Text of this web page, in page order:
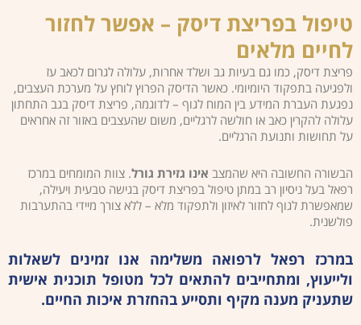
טיפול בפריצת דיסק – אפשר לחזור
לחיים מלאים
פריצת דיסק, כמו גם בעיות גב ושלד אחרות, עלולה לגרום לכאב עז
ולפגיעה בתפקוד היומיומי. כאשר הדיסק הפרוץ לוחץ על מערכת העצבים,
נפגעת העברת המידע בין המוח לגוף – לדוגמה, פריצת דיסק בגב התחתון
עלולה להקרין כאב או חולשה לרגליים, משום שהעצבים באזור זה אחראים
על תחושות ותנועת הרגליים.
הבשורה החשובה היא שהמצב אינו גזירת גורל. צוות המומחים במרכז
רפאל בעל ניסיון רב במתן טיפול בפריצת דיסק בגישה טבעית ויעילה,
שמאפשרת לגוף לחזור לאיזון ולתפקוד מלא – ללא צורך מיידי בהתערבות
פולשנית.
במרכז רפאל לרפואה משלימה אנו זמינים לשאלות
ולייעוץ, ומתחייבים להתאים לכל מטופל תוכנית אישית
שתעניק מענה מקיף ותסייע בהחזרת איכות החיים.